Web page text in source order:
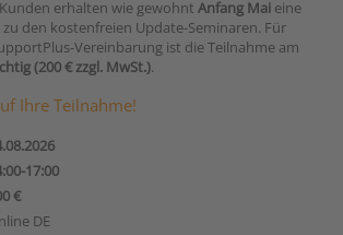
erhalten wie gewohnt Anfang Mai eine
den kostenfreien Update-Seminaren. Für
Vereinbarung ist die Teilnahme am
(200 € zzgl. MwSt.).
Ihre Teilnahme!
17:00
€
DE